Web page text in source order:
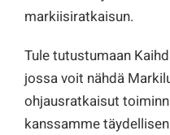
markiisiratkaisun.
Tule tutustumaan
jossa voit nähdä
ohjausratkaisut
kanssamme